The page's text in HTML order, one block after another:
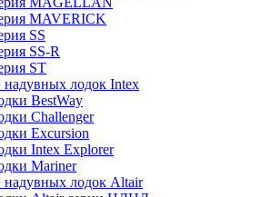
MAVERICK
SS
SS-R
ST
надувных лодок Intex
BestWay
Challenger
Excursion
Intex Explorer
Mariner
надувных лодок Altair